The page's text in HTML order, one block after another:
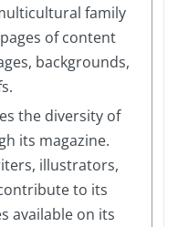
family
of content
backgrounds,
the diversity of
its magazine.
illustrators,
to its
available on its